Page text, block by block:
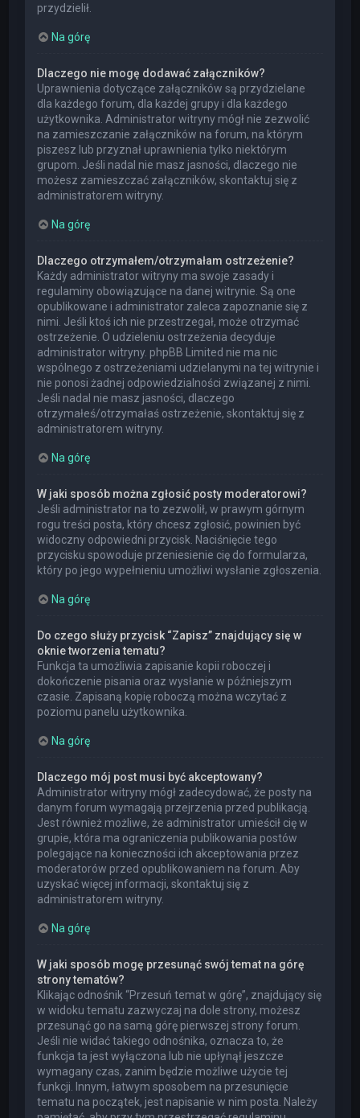
przydzielił.
Na górę
Dlaczego nie mogę dodawać załączników?
Uprawnienia dotyczące załączników są przydzielane
dla każdego forum, dla każdej grupy i dla każdego
użytkownika. Administrator witryny mógł nie zezwolić
na zamieszczanie załączników na forum, na którym
piszesz lub przyznał uprawnienia tylko niektórym
grupom. Jeśli nadal nie masz jasności, dlaczego nie
możesz zamieszczać załączników, skontaktuj się z
administratorem witryny.
Na górę
Dlaczego otrzymałem/otrzymałam ostrzeżenie?
Każdy administrator witryny ma swoje zasady i
regulaminy obowiązujące na danej witrynie. Są one
opublikowane i administrator zaleca zapoznanie się z
nimi. Jeśli ktoś ich nie przestrzegał, może otrzymać
ostrzeżenie. O udzieleniu ostrzeżenia decyduje
administrator witryny. phpBB Limited nie ma nic
wspólnego z ostrzeżeniami udzielanymi na tej witrynie i
nie ponosi żadnej odpowiedzialności związanej z nimi.
Jeśli nadal nie masz jasności, dlaczego
otrzymałeś/otrzymałaś ostrzeżenie, skontaktuj się z
administratorem witryny.
Na górę
W jaki sposób można zgłosić posty moderatorowi?
Jeśli administrator na to zezwolił, w prawym górnym
rogu treści posta, który chcesz zgłosić, powinien być
widoczny odpowiedni przycisk. Naciśnięcie tego
przycisku spowoduje przeniesienie cię do formularza,
który po jego wypełnieniu umożliwi wysłanie zgłoszenia.
Na górę
Do czego służy przycisk “Zapisz” znajdujący się w
oknie tworzenia tematu?
Funkcja ta umożliwia zapisanie kopii roboczej i
dokończenie pisania oraz wysłanie w późniejszym
czasie. Zapisaną kopię roboczą można wczytać z
poziomu panelu użytkownika.
Na górę
Dlaczego mój post musi być akceptowany?
Administrator witryny mógł zadecydować, że posty na
danym forum wymagają przejrzenia przed publikacją.
Jest również możliwe, że administrator umieścił cię w
grupie, która ma ograniczenia publikowania postów
polegające na konieczności ich akceptowania przez
moderatorów przed opublikowaniem na forum. Aby
uzyskać więcej informacji, skontaktuj się z
administratorem witryny.
Na górę
W jaki sposób mogę przesunąć swój temat na górę
strony tematów?
Klikając odnośnik “Przesuń temat w górę”, znajdujący się
w widoku tematu zazwyczaj na dole strony, możesz
przesunąć go na samą górę pierwszej strony forum.
Jeśli nie widać takiego odnośnika, oznacza to, że
funkcja ta jest wyłączona lub nie upłynął jeszcze
wymagany czas, zanim będzie możliwe użycie tej
funkcji. Innym, łatwym sposobem na przesunięcie
tematu na początek, jest napisanie w nim posta. Należy